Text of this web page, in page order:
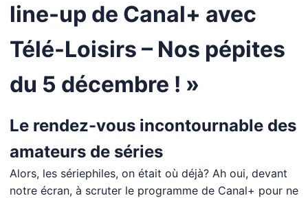
line-up de Canal+ avec
Télé-Loisirs – Nos pépites
du 5 décembre ! »
Le rendez-vous incontournable des
amateurs de séries
Alors, les sériephiles, on était où déjà? Ah oui, devant
notre écran, à scruter le programme de Canal+ pour ne